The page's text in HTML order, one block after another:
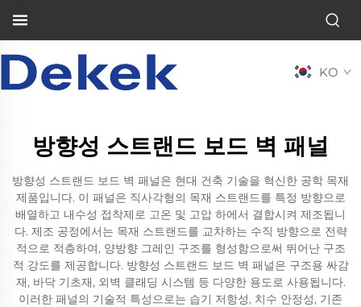
KO
방향성 스트랜드 보드 벽 패널
방향성 스트랜드 보드 벽 패널은 현대 건축 기술을 혁신한 공학 목재
제품입니다. 이 패널은 직사각형의 목재 스트랜드를 특정 방향으로
배열하고 내수성 접착제로 고온 및 고압 하에서 결합시켜 제조됩니
다. 제조 공정에서는 목재 스트랜드를 교차하는 수직 방향으로 전략
적으로 적층하여, 양방향 그레인 구조를 형성함으로써 뛰어난 구조
적 강도를 제공합니다. 방향성 스트랜드 보드 벽 패널은 구조용 싸감
재, 바닥 기초재, 외벽 클래딩 시스템 등 다양한 용도로 사용됩니다.
이러한 패널의 기술적 특성으로는 습기 저항성, 치수 안정성, 기존